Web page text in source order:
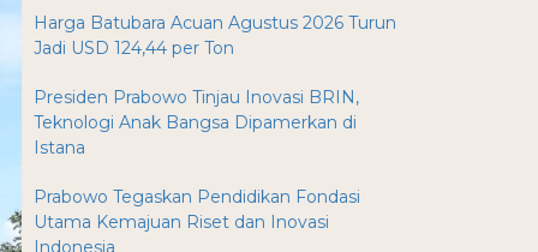
Harga Batubara Acuan Agustus 2026 Turun
Jadi USD 124,44 per Ton
Presiden Prabowo Tinjau Inovasi BRIN,
Teknologi Anak Bangsa Dipamerkan di
Istana
Prabowo Tegaskan Pendidikan Fondasi
Utama Kemajuan Riset dan Inovasi
Indonesia